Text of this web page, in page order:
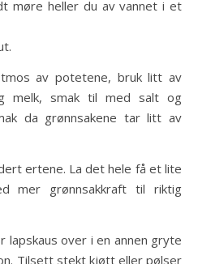
møre heller du av vannet i et
av potetene, bruk litt av
melk, smak til med salt og
da grønnsakene tar litt av
ertene. La det hele få et lite
mer grønnsakkraft til riktig
lapskaus over i en annen gryte
Tilsett stekt kjøtt eller pølser